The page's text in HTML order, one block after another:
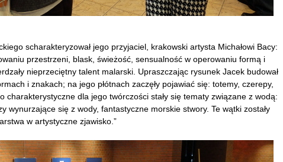
scharakteryzował jego przyjaciel, krakowski artysta Michałowi Bacy:
przestrzeni, blask, świeżość, sensualność w operowaniu formą i
nieprzeciętny talent malarski. Upraszczając rysunek Jacek budował
i znakach; na jego płótnach zaczęły pojawiać się: totemy, czerepy,
charakterystyczne dla jego twórczości stały się tematy związane z wodą:
wynurzające się z wody, fantastyczne morskie stwory. Te wątki zostały
w artystyczne zjawisko.”